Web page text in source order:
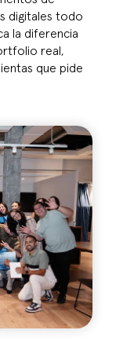
digitales todo
la diferencia
real,
que pide